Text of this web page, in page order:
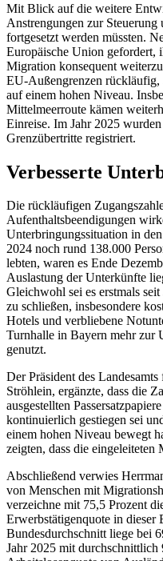
Mit Blick auf die weitere
Anstrengungen zur
fortgesetzt werden müssten.
Europäische Union gefordert,
Migration konsequent
EU-Außengrenzen rückläufig,
auf einem hohen Niveau.
Mittelmeerroute kämen
Einreise. Im Jahr 2025
Grenzübertritte registriert.
Verbesserte
Die rückläufigen
Aufenthaltsbeendigungen
Unterbringungssituation in
2024 noch rund 138.000
lebten, waren es Ende
Auslastung der Unterkünfte
Gleichwohl sei es erstmals
zu schließen, insbesondere
Hotels und verbliebene
Turnhalle in Bayern mehr zur
genutzt.
Der Präsident des
Ströhlein, ergänzte, dass die
ausgestellten
kontinuierlich gestiegen sei
einem hohen Niveau bewegt
zeigten, dass die
Abschließend verwies
von Menschen mit
verzeichne mit 75,5 Prozent
Erwerbstätigenquote in dieser
Bundesdurchschnitt liege bei
Jahr 2025 mit durchschnittlich